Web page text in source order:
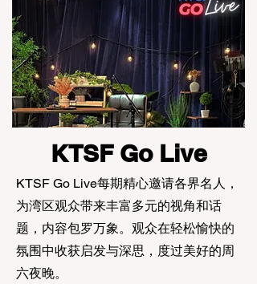
KTSF Go Live
KTSF Go Live每期精心邀请各界名人，
为湾区观众带来丰富多元的视角和话
题，内容包罗万象。观众在轻松愉快的
氛围中收获启发与深思，度过美好的周
六夜晚。